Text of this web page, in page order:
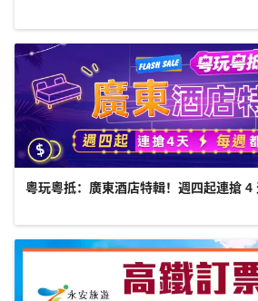
粵玩粵抵：廣東酒店特輯！週四起連搶 4